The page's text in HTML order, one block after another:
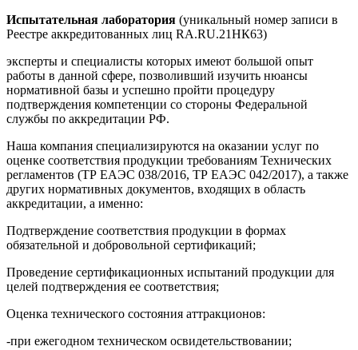
Испытательная лаборатория (уникальный номер записи в
Реестре аккредитованных лиц RA.RU.21НК63)
эксперты и специалисты которых имеют большой опыт
работы в данной сфере, позволивший изучить нюансы
нормативной базы и успешно пройти процедуру
подтверждения компетенции со стороны Федеральной
службы по аккредитации РФ.
Наша компания специализируются на оказании услуг по
оценке соответствия продукции требованиям Технических
регламентов (ТР ЕАЭС 038/2016, ТР ЕАЭС 042/2017), а также
других нормативных документов, входящих в область
аккредитации, а именно:
Подтверждение соответствия продукции в формах
обязательной и добровольной сертификаций;
Проведение сертификационных испытаний продукции для
целей подтверждения ее соответствия;
Оценка технического состояния аттракционов:
-при ежегодном техническом освидетельствовании;